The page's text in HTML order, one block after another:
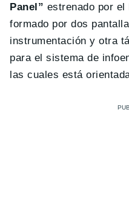
Panel” estrenado por el
formado por dos
instrumentación y otra
para el sistema de
las cuales está